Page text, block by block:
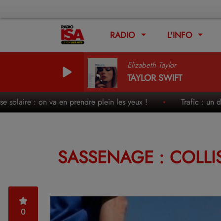
RADIO L'INFO
Elizabeth Taylor
TAYLOR SWIFT
: on va en prendre plein les yeux ! Trafic : un des
SASSENAGE :
0